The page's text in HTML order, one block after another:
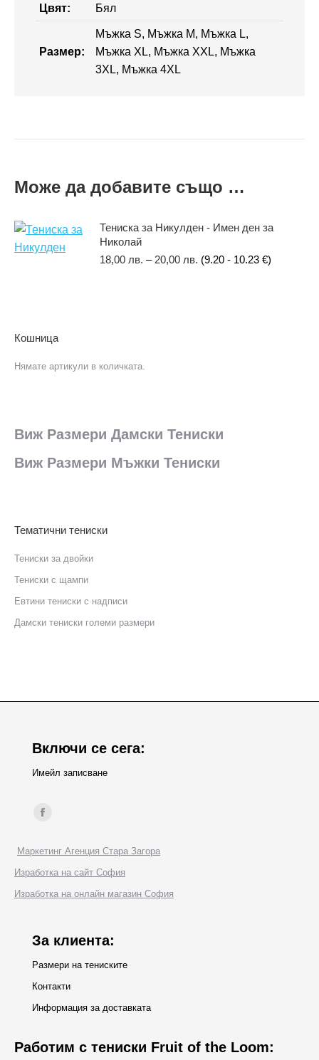
Цвят: Бял
Размер:
Мъжка S, Мъжка M, Мъжка L,
Мъжка XL, Мъжка XXL, Мъжка
3XL, Мъжка 4XL
Може да добавите също …
Тениска за Никулден - Имен ден за
Николай
18,00 лв. – 20,00 лв. (9.20 - 10.23 €)
Кошница
Нямате артикули в количката.
Виж Размери Дамски Тениски
Виж Размери Мъжки Тениски
Тематични тениски
Тениски за двойки
Тениски с щампи
Eвтини тениски с надписи
Дамски тениски големи размери
Включи се сега:
Имейл записване
Find us on:
Facebook
opens
in
new
Маркетинг Агенция Стара Загора
Изработка на сайт София
Изработка на онлайн магазин София
За клиента:
Размери на тениските
Контакти
Информация за доставката
Работим с тениски Fruit of the Loom: